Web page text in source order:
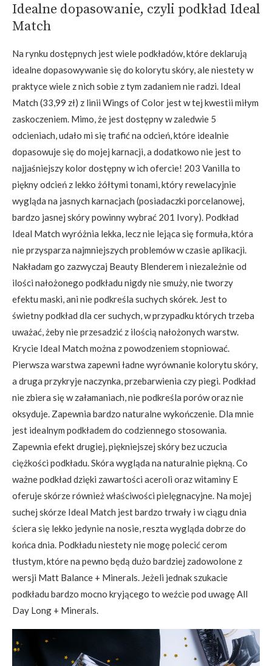
Idealne dopasowanie, czyli podkład Ideal
Match
Na rynku dostępnych jest wiele podkładów, które deklarują
idealne dopasowywanie się do kolorytu skóry, ale niestety w
praktyce wiele z nich sobie z tym zadaniem nie radzi. Ideal
Match (33,99 zł) z linii Wings of Color jest w tej kwestii miłym
zaskoczeniem. Mimo, że jest dostępny w zaledwie 5
odcieniach, udało mi się trafić na odcień, które idealnie
dopasowuje się do mojej karnacji, a dodatkowo nie jest to
najjaśniejszy kolor dostępny w ich ofercie! 203 Vanilla to
piękny odcień z lekko żółtymi tonami, który rewelacyjnie
wygląda na jasnych karnacjach (posiadaczki porcelanowej,
bardzo jasnej skóry powinny wybrać 201 Ivory). Podkład
Ideal Match wyróżnia lekka, lecz nie lejąca się formuła, która
nie przysparza najmniejszych problemów w czasie aplikacji.
Nakładam go zazwyczaj Beauty Blenderem i niezależnie od
ilości nałożonego podkładu nigdy nie smuży, nie tworzy
efektu maski, ani nie podkreśla suchych skórek. Jest to
świetny podkład dla cer suchych, w przypadku których trzeba
uważać, żeby nie przesadzić z ilością nałożonych warstw.
Krycie Ideal Match można z powodzeniem stopniować.
Pierwsza warstwa zapewni ładne wyrównanie kolorytu skóry,
a druga przykryje naczynka, przebarwienia czy piegi. Podkład
nie zbiera się w załamaniach, nie podkreśla porów oraz nie
oksyduje. Zapewnia bardzo naturalne wykończenie. Dla mnie
jest idealnym podkładem do codziennego stosowania.
Zapewnia efekt drugiej, piękniejszej skóry bez uczucia
ciężkości podkładu. Skóra wygląda na naturalnie piękną. Co
ważne podkład dzięki zawartości aceroli oraz witaminy E
oferuje skórze również właściwości pielęgnacyjne. Na mojej
suchej skórze Ideal Match jest bardzo trwały i w ciągu dnia
ściera się lekko jedynie na nosie, reszta wygląda dobrze do
końca dnia. Podkładu niestety nie mogę polecić cerom
tłustym, które na pewno będą dużo bardziej zadowolone z
wersji Matt Balance + Minerals. Jeżeli jednak szukacie
podkładu bardzo mocno kryjącego to weźcie pod uwagę All
Day Long + Minerals.